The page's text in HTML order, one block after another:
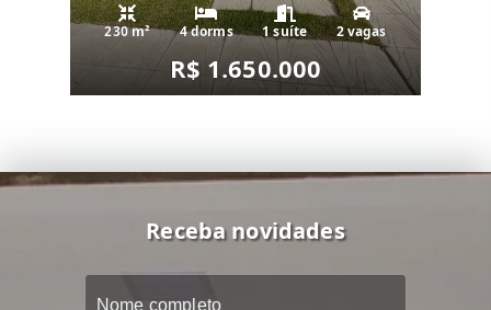
230 m² 4 dorms 1 suíte 2 vagas
R$ 1.650.000
Receba novidades